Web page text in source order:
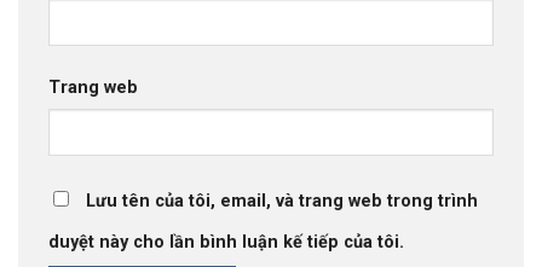
Trang web
Lưu tên của tôi, email, và trang web trong trình
duyệt này cho lần bình luận kế tiếp của tôi.